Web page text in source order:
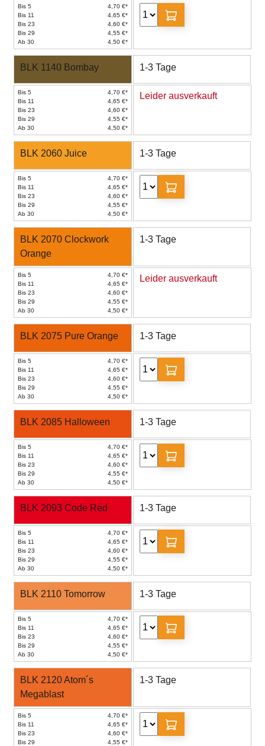
Bis 5
4,70 €*
Bis 11
4,65 €*
Bis 23
4,60 €*
Bis 29
4,55 €*
Ab 30
4,50 €*
BLK 1140 Bombay 1-3 Tage
Bis 5
4,70 €*
Bis 11
4,65 €*
Bis 23
4,60 €*
Bis 29
4,55 €*
Ab 30
4,50 €*
Leider ausverkauft
BLK 2060 Juice 1-3 Tage
Bis 5
4,70 €*
Bis 11
4,65 €*
Bis 23
4,60 €*
Bis 29
4,55 €*
Ab 30
4,50 €*
BLK 2070 Clockwork
Orange
1-3 Tage
Bis 5
4,70 €*
Bis 11
4,65 €*
Bis 23
4,60 €*
Bis 29
4,55 €*
Ab 30
4,50 €*
Leider ausverkauft
BLK 2075 Pure Orange 1-3 Tage
Bis 5
4,70 €*
Bis 11
4,65 €*
Bis 23
4,60 €*
Bis 29
4,55 €*
Ab 30
4,50 €*
BLK 2085 Halloween 1-3 Tage
Bis 5
4,70 €*
Bis 11
4,65 €*
Bis 23
4,60 €*
Bis 29
4,55 €*
Ab 30
4,50 €*
BLK 2093 Code Red 1-3 Tage
Bis 5
4,70 €*
Bis 11
4,65 €*
Bis 23
4,60 €*
Bis 29
4,55 €*
Ab 30
4,50 €*
BLK 2110 Tomorrow 1-3 Tage
Bis 5
4,70 €*
Bis 11
4,65 €*
Bis 23
4,60 €*
Bis 29
4,55 €*
Ab 30
4,50 €*
BLK 2120 Atom´s
Megablast
1-3 Tage
Bis 5
4,70 €*
Bis 11
4,65 €*
Bis 23
4,60 €*
Bis 29
4,55 €*